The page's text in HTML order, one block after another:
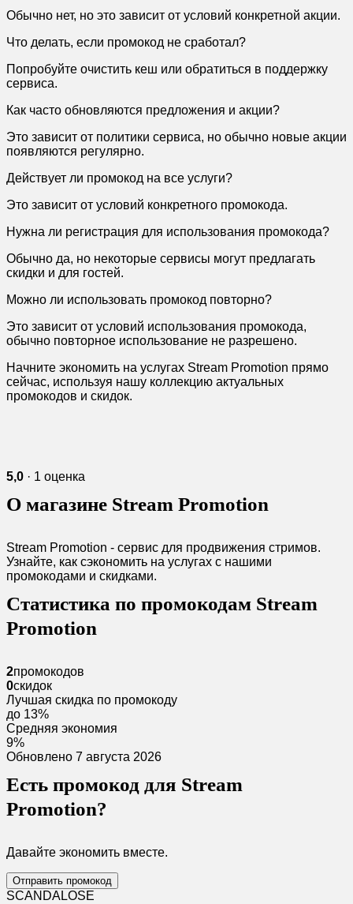
Обычно нет, но это зависит от условий конкретной акции.
Что делать, если промокод не сработал?
Попробуйте очистить кеш или обратиться в поддержку
сервиса.
Как часто обновляются предложения и акции?
Это зависит от политики сервиса, но обычно новые акции
появляются регулярно.
Действует ли промокод на все услуги?
Это зависит от условий конкретного промокода.
Нужна ли регистрация для использования промокода?
Обычно да, но некоторые сервисы могут предлагать
скидки и для гостей.
Можно ли использовать промокод повторно?
Это зависит от условий использования промокода,
обычно повторное использование не разрешено.
Начните экономить на услугах Stream Promotion прямо
сейчас, используя нашу коллекцию актуальных
промокодов и скидок.
5,0 · 1 оценка
О магазине Stream Promotion
Stream Promotion - сервис для продвижения стримов.
Узнайте, как сэкономить на услугах с нашими
промокодами и скидками.
Статистика по промокодам Stream
Promotion
2промокодов
0скидок
Лучшая скидка по промокоду
до 13%
Средняя экономия
9%
Обновлено 7 августа 2026
Есть промокод для Stream
Promotion?
Давайте экономить вместе.
Отправить промокод
SCANDALOSE